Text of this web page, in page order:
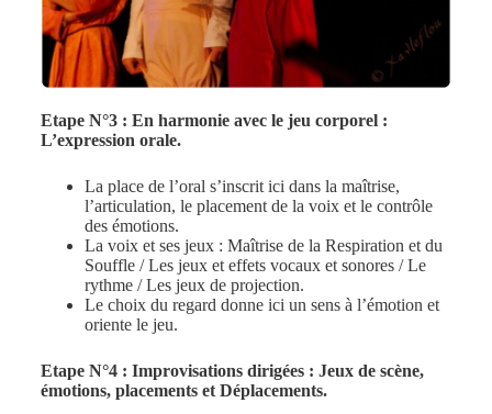
Etape N°3 : En harmonie avec le jeu corporel :
L’expression orale.
La place de l’oral s’inscrit ici dans la maîtrise,
l’articulation, le placement de la voix et le contrôle
des émotions.
La voix et ses jeux : Maîtrise de la Respiration et du
Souffle / Les jeux et effets vocaux et sonores / Le
rythme / Les jeux de projection.
Le choix du regard donne ici un sens à l’émotion et
oriente le jeu.
Etape N°4 : Improvisations dirigées : Jeux de scène,
émotions, placements et Déplacements.